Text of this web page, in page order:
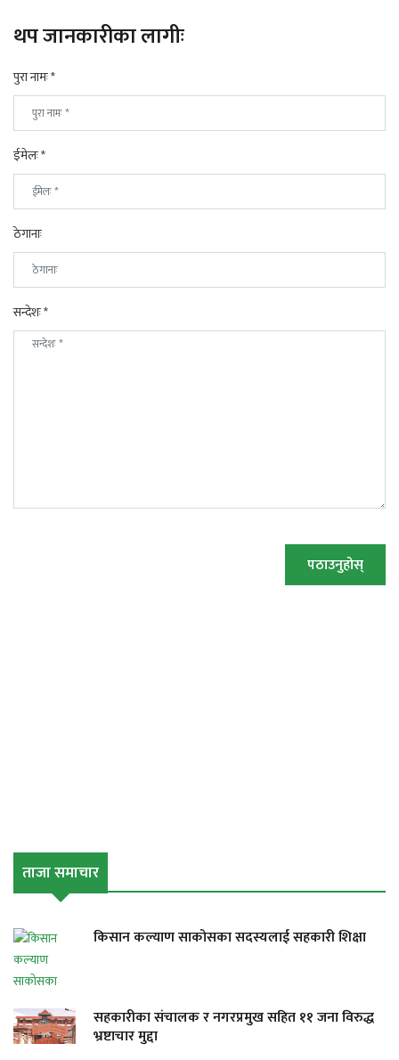
थप जानकारीका लागीः
पुरा नामः *
ईमेलः *
ठेगानाः
सन्देशः *
पठाउनुहोस्
ताजा समाचार
किसान कल्याण साकोसका सदस्यलाई सहकारी शिक्षा
सहकारीका संचालक र नगरप्रमुख सहित ११ जना विरुद्ध
भ्रष्टाचार मुद्दा